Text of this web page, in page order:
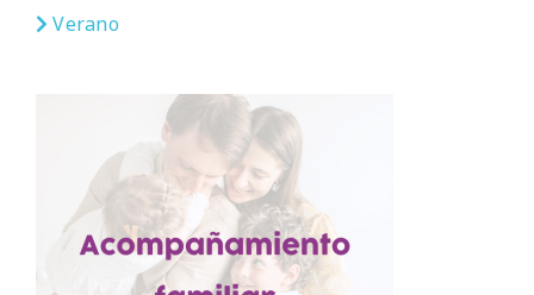
Verano